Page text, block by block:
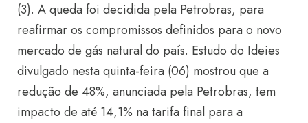
(3). A queda foi decidida pela Petrobras, para
reafirmar os compromissos definidos para o novo
mercado de gás natural do país. Estudo do Ideies
divulgado nesta quinta-feira (06) mostrou que a
redução de 48%, anunciada pela Petrobras, tem
impacto de até 14,1% na tarifa final para a